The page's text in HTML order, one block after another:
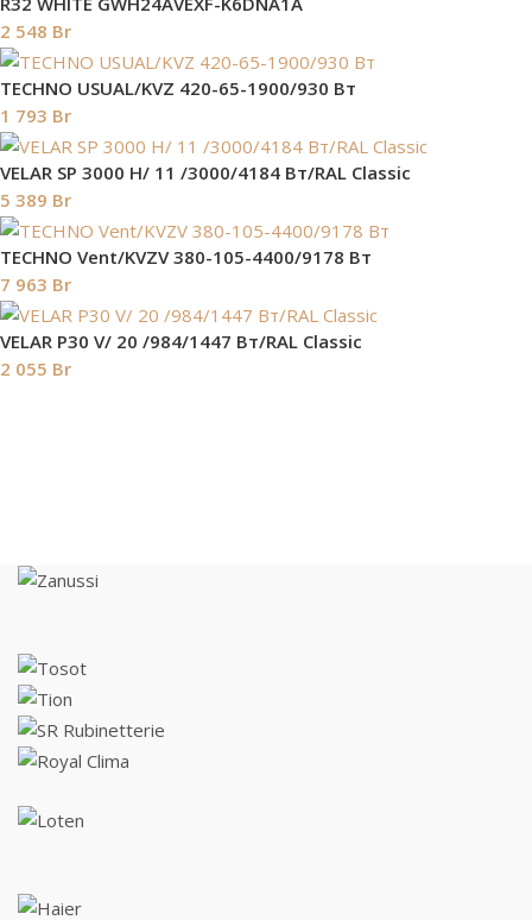
2 548 Br
TECHNO USUAL/KVZ 420-65-1900/930 Вт
1 793 Br
VELAR SP 3000 H/ 11 /3000/4184 Вт/RAL Classic
5 389 Br
TECHNO Vent/KVZV 380-105-4400/9178 Вт
7 963 Br
VELAR P30 V/ 20 /984/1447 Вт/RAL Classic
2 055 Br